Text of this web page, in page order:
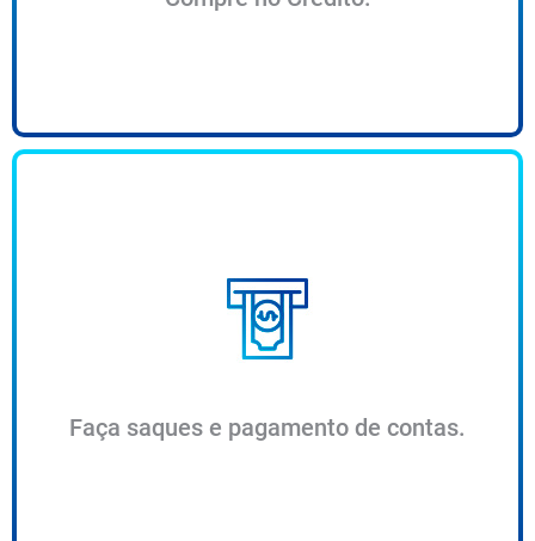
Faça saques e pagamento de contas.